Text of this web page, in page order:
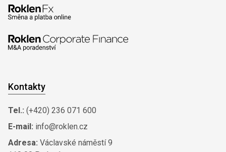
Kontakty
Tel.: (+420) 236 071 600
E-mail: info@roklen.cz
Adresa: Václavské náměstí 9